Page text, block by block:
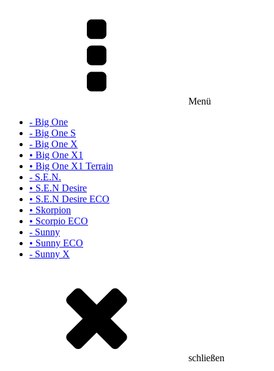
Menü
- Big One
- Big One S
- Big One X
• Big One X1
• Big One X1 Terrain
- S.E.N.
• S.E.N Desire
• S.E.N Desire ECO
• Skorpion
• Scorpio ECO
- Sunny
• Sunny ECO
- Sunny X
schließen